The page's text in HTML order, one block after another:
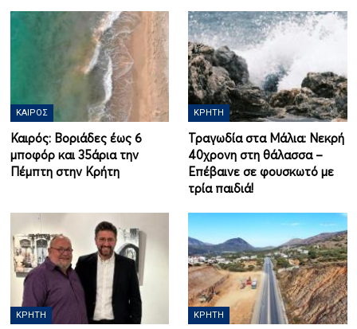
ΚΑΙΡΌΣ
Καιρός: Βοριάδες έως 6
μποφόρ και 35άρια την
Πέμπτη στην Κρήτη
ΚΡΉΤΗ
Τραγωδία στα Μάλια: Νεκρή
40χρονη στη θάλασσα –
Επέβαινε σε φουσκωτό με
τρία παιδιά!
ΚΡΉΤΗ ΚΡΉΤΗ